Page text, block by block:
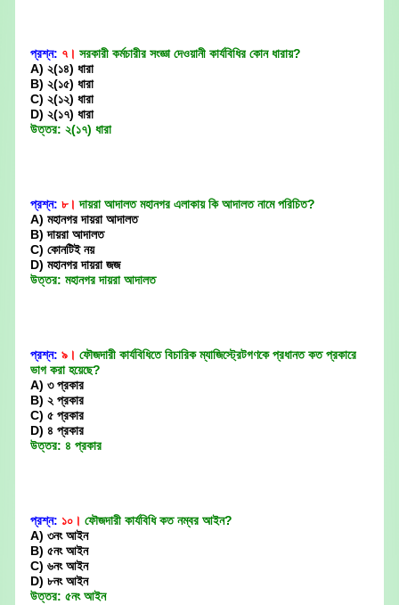
প্রশ্ন: ৭। সরকারী কর্মচারীর সংজ্ঞা দেওয়ানী কার্যবিধির কোন ধারায়?
A) ২(১৪) ধারা
B) ২(১৫) ধারা
C) ২(১২) ধারা
D) ২(১৭) ধারা
উত্তর: ২(১৭) ধারা
প্রশ্ন: ৮। দায়রা আদালত মহানগর এলাকায় কি আদালত নামে পরিচিত?
A) মহানগর দায়রা আদালত
B) দায়রা আদালত
C) কোনটিই নয়
D) মহানগর দায়রা জজ
উত্তর: মহানগর দায়রা আদালত
প্রশ্ন: ৯। ফৌজদারী কার্যবিধিতে বিচারিক ম্যাজিস্ট্রেটগণকে প্রধানত কত প্রকারে
ভাগ করা হয়েছে?
A) ৩ প্রকার
B) ২ প্রকার
C) ৫ প্রকার
D) ৪ প্রকার
উত্তর: ৪ প্রকার
প্রশ্ন: ১০। ফৌজদারী কার্যবিধি কত নম্বর আইন?
A) ৩নং আইন
B) ৫নং আইন
C) ৬নং আইন
D) ৮নং আইন
উত্তর: ৫নং আইন